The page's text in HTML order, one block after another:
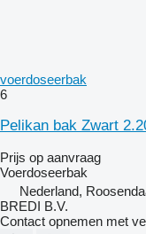
voerdoseerbak
6
Pelikan bak Zwart
Prijs op aanvraag
Voerdoseerbak
Nederland,
BREDI B.V.
Contact opnemen met